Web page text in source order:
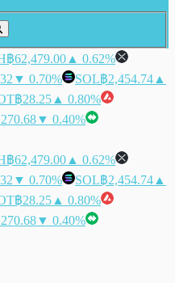
฿62,479.00 ▲ 0.62%
▼ 0.70% SOL฿2,454.74 ▲
฿28.25 ▲ 0.80%
▼ 0.40%
฿62,479.00 ▲ 0.62%
▼ 0.70% SOL฿2,454.74 ▲
฿28.25 ▲ 0.80%
▼ 0.40%